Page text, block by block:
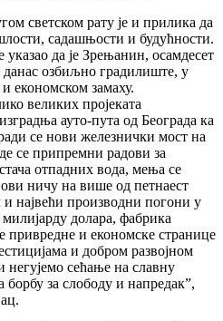
светском рату је и прилика да
садашњости и будућности.
указао да је Зрењанин, осамдесет
озбиљно градилиште, у
економском замаху.
великих пројеката
ауто-пута од Београда ка
се нови железнички мост на
се припремни радови за
отпадних вода, мења се
ничу на више од петнаест
највећи производни погони у
долара, фабрика
привредне и економске странице
и добром развојном
сећање на славну
за слободу и напредак”,